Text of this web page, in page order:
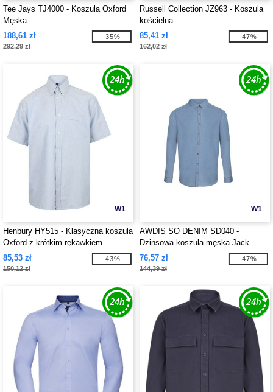
Tee Jays TJ4000 - Koszula Oxford
Męska
188,61 zł
292,29 zł
-35%
Russell Collection JZ963 - Koszula
kościelna
85,41 zł
162,02 zł
-47%
W1
Henbury HY515 - Klasyczna koszula
Oxford z krótkim rękawkiem
85,53 zł
150,12 zł
-43%
W1
AWDIS SO DENIM SD040 -
Dżinsowa koszula męska Jack
76,57 zł
144,39 zł
-47%